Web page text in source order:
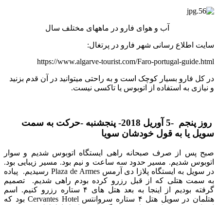
آب و هوای فارو در ماههای مختلف سال
سایت اطلاع رسانی شهر فارو در پرتغال:
https://www.algarve-tourist.com/Faro-portugal-guide.html
در کل فارو بسیار کوچک است و به راحتی میتوانید در آن قدم بزنید
و نیازی به استفاده از اتوبوس یا تاکسی نیست.
روز پنجم -5 آوریل 2018- پنجشنبه -حرکت به سمت
سویل یا به قول خودشان سویا
صبح پس از صرف صبحانه راهی ایستگاه اتوبوس شدیم و سوار
اتوبوس شدیم. مسیر حدود سه ساعت و نیم بود. مسیر زیبایی بود.
در سویل به ایستگاه پلازا دی آرمس Plaza de Armes رسیدیم. پیاده
به سمت هتلی که از قبل رزرو کرده بودم راهی شدیم. تصمیم
گرفته بودیم از اینجا به بعد هتل های ۴ ستاره رزرو کنیم. اسم
هتلمان در سویل هتل ۴ ستاره سروانتس Cervantes Hotel بود که